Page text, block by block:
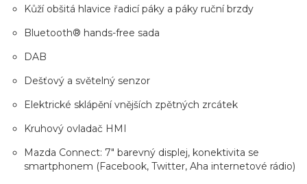
Kůží obšitá hlavice řadicí páky a páky ruční brzdy
Bluetooth® hands-free sada
DAB
Dešťový a světelný senzor
Elektrické sklápění vnějších zpětných zrcátek
Kruhový ovladač HMI
Mazda Connect: 7" barevný displej, konektivita se
smartphonem (Facebook, Twitter, Aha internetové rádio)